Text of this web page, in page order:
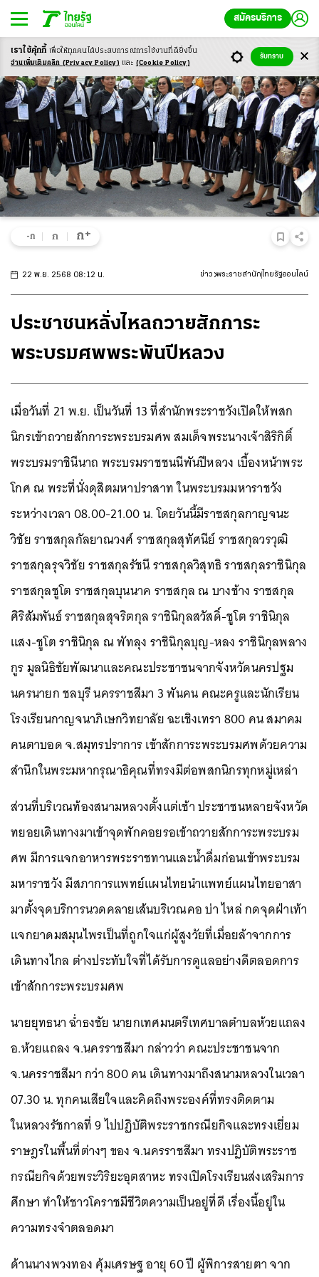
สมัครบริการ
-ก ก ก+
22 พ.ย. 2568 08:12 น. ข่าว พระราชสำนัก ไทยรัฐออนไลน์
ประชาชนหลั่งไหลถวายสักการะ
พระบรมศพพระพันปีหลวง
เมื่อวันที่ 21 พ.ย. เป็นวันที่ 13 ที่สำนักพระราชวังเปิดให้พสก
นิกรเข้าถวายสักการะพระบรมศพ สมเด็จพระนางเจ้าสิริกิติ์
พระบรมราชินีนาถ พระบรมราชชนนีพันปีหลวง เบื้องหน้าพระ
โกศ ณ พระที่นั่งดุสิตมหาปราสาท ในพระบรมมหาราชวัง
ระหว่างเวลา 08.00-21.00 น. โดยวันนี้มีราชสกุลกาญจนะ
วิชัย ราชสกุลกัลยาณวงศ์ ราชสกุลสุทัศนีย์ ราชสกุลวรวุฒิ
ราชสกุลรุจวิชัย ราชสกุลรัชนี ราชสกุลวิสุทธิ ราชสกุลราชินิกุล
ราชสกุลชูโต ราชสกุลบุนนาค ราชสกุล ณ บางช้าง ราชสกุล
ศิริสัมพันธ์ ราชสกุลสุจริตกุล ราชินิกุลสวัสดิ์-ชูโต ราชินิกุล
แสง-ชูโต ราชินิกุล ณ พัทลุง ราชินิกุลบุญ-หลง ราชินิกุลพลาง
กูร มูลนิธิชัยพัฒนาและคณะประชาชนจากจังหวัดนครปฐม
นครนายก ชลบุรี นครราชสีมา 3 พันคน คณะครูและนักเรียน
โรงเรียนกาญจนาภิเษกวิทยาลัย ฉะเชิงเทรา 800 คน สมาคม
คนตาบอด จ.สมุทรปราการ เข้าสักการะพระบรมศพด้วยความ
สำนึกในพระมหากรุณาธิคุณที่ทรงมีต่อพสกนิกรทุกหมู่เหล่า
ส่วนที่บริเวณท้องสนามหลวงตั้งแต่เช้า ประชาชนหลายจังหวัด
ทยอยเดินทางมาเข้าจุดพักคอยรอเข้าถวายสักการะพระบรม
ศพ มีการแจกอาหารพระราชทานและน้ำดื่มก่อนเข้าพระบรม
มหาราชวัง มีสภาการแพทย์แผนไทยนำแพทย์แผนไทยอาสา
มาตั้งจุดบริการนวดคลายเส้นบริเวณคอ บ่า ไหล่ กดจุดฝ่าเท้า
แจกยาดมสมุนไพรเป็นที่ถูกใจแก่ผู้สูงวัยที่เมื่อยล้าจากการ
เดินทางไกล ต่างประทับใจที่ได้รับการดูแลอย่างดีตลอดการ
เข้าสักการะพระบรมศพ
นายยุทธนา ฉ่ำธงชัย นายกเทศมนตรีเทศบาลตำบลห้วยแถลง
อ.ห้วยแถลง จ.นครราชสีมา กล่าวว่า คณะประชาชนจาก
จ.นครราชสีมา กว่า 800 คน เดินทางมาถึงสนามหลวงในเวลา
07.30 น. ทุกคนเสียใจและคิดถึงพระองค์ที่ทรงติดตาม
ในหลวงรัชกาลที่ 9 ไปปฏิบัติพระราชกรณียกิจและทรงเยี่ยม
ราษฎรในพื้นที่ต่างๆ ของ จ.นครราชสีมา ทรงปฏิบัติพระราช
กรณียกิจด้วยพระวิริยะอุตสาหะ ทรงเปิดโรงเรียนส่งเสริมการ
ศึกษา ทำให้ชาวโคราชมีชีวิตความเป็นอยู่ที่ดี เรื่องนี้อยู่ใน
ความทรงจำตลอดมา
ด้านนางพวงทอง คุ้มเศรษฐ อายุ 60 ปี ผู้พิการสายตา จาก
เราใช้คุ้กกี้ เพื่อให้ทุกคนได้ประสบการณ์การใช้งานที่ดียิ่งขึ้น
อ่านเพิ่มเติมคลิก (Privacy Policy) และ (Cookie Policy)
รับทราบ